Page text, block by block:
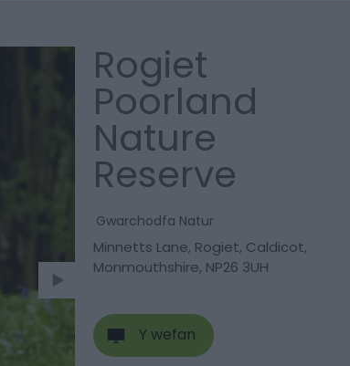
Rogiet
Poorland
Nature
Reserve
Gwarchodfa Natur
Minnetts Lane, Rogiet, Caldicot,
Monmouthshire, NP26 3UH
Y wefan